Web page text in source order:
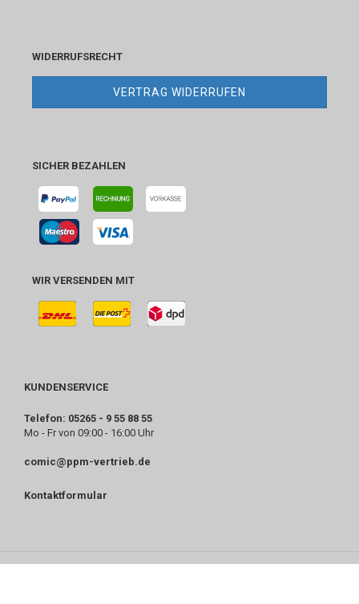
WIDERRUFSRECHT
VERTRAG WIDERRUFEN
SICHER BEZAHLEN
WIR VERSENDEN MIT
KUNDENSERVICE
Telefon: 05265 - 9 55 88 55
Mo - Fr von 09:00 - 16:00 Uhr
comic@ppm-vertrieb.de
Kontaktformular